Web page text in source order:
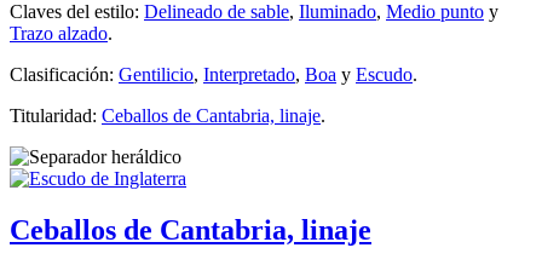
Claves del estilo: Delineado de sable, Iluminado, Medio punto y
Trazo alzado.
Clasificación: Gentilicio, Interpretado, Boa y Escudo.
Titularidad: Ceballos de Cantabria, linaje.
Ceballos de Cantabria, linaje